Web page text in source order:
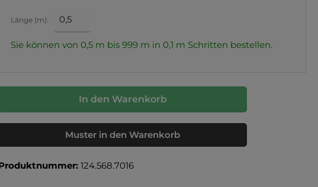
Länge (m):
Sie können von 0,5 m bis 999 m in 0,1 m Schritten bestellen.
In den Warenkorb
Muster in den Warenkorb
124.568.7016